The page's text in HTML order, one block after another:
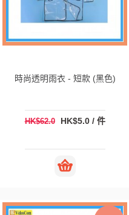
時尚透明雨衣 - 短款 (黑色)
HK$62.0 HK$5.0 / 件